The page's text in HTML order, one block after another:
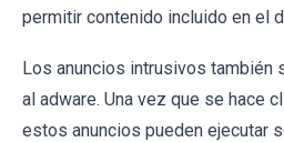
permitir contenido incluido en el
Los anuncios intrusivos también
al adware. Una vez que se hace
estos anuncios pueden ejecutar